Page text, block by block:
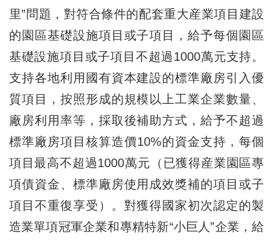
里”問題，對符合條件的配套重大産業項目建設
的園區基礎設施項目或子項目，給予每個園區
基礎設施項目或子項目不超過1000萬元支持。
支持各地利用國有資本建設的標準廠房引入優
質項目，按照形成的規模以上工業企業數量、
廠房利用率等，採取後補助方式，給予不超過
標準廠房項目核算造價10%的資金支持，每個
項目最高不超過1000萬元（已獲得産業園區專
項債資金、標準廠房使用成效獎補的項目或子
項目不重復享受）。對獲得國家初次認定的製
造業單項冠軍企業和專精特新“小巨人”企業，給